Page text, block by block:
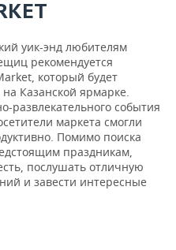
уик-энд любителям
рекомендуется
который будет
Казанской ярмарке.
развлекательного события
маркета смогли
Помимо поиска
праздникам,
послушать отличную
и завести интересные